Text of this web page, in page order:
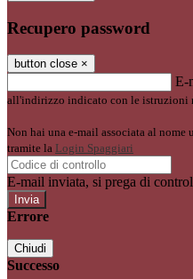
Recupero password
button close ×
E-
all'indirizzo indicato con le istruzioni
Non hai una e-mail associata al nome
tramite la Login Spaggiari
E-mail inviata, si prega di
Errore
Chiudi
Successo